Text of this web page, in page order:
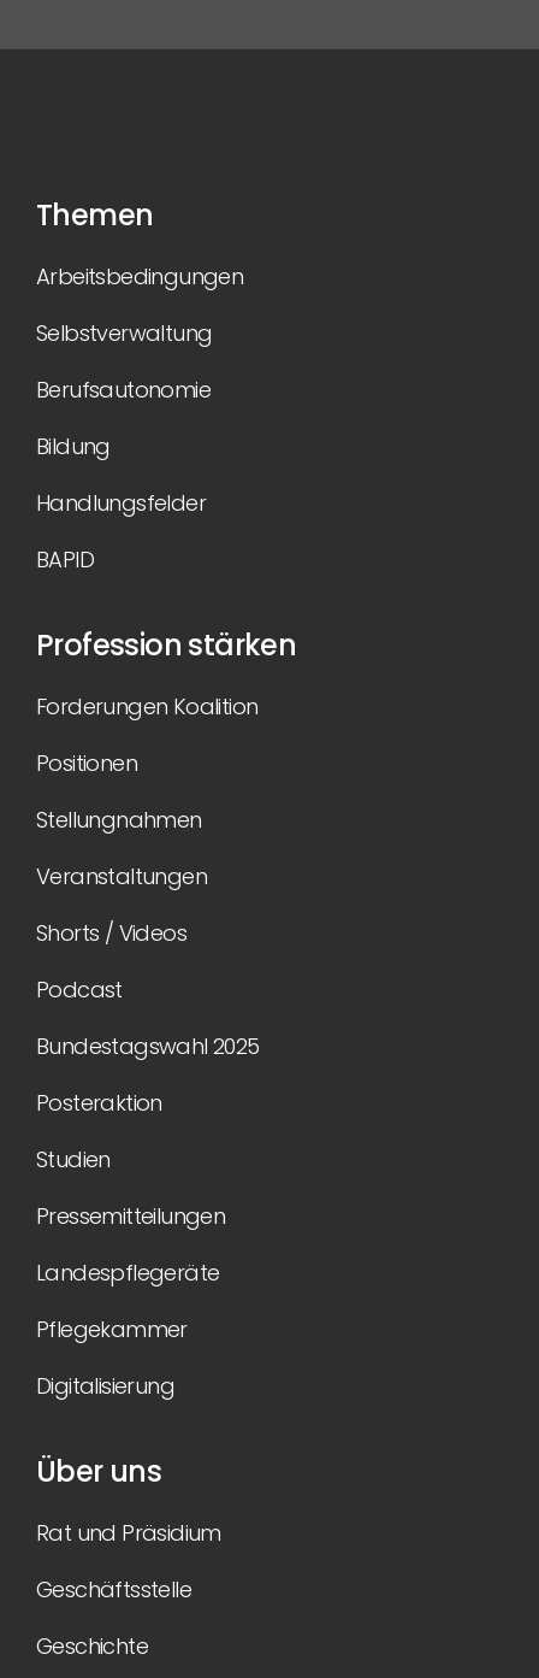
Themen
Arbeitsbedingungen
Selbstverwaltung
Berufsautonomie
Bildung
Handlungsfelder
BAPID
Profession stärken
Forderungen Koalition
Positionen
Stellungnahmen
Veranstaltungen
Shorts / Videos
Podcast
Bundestagswahl 2025
Posteraktion
Studien
Pressemitteilungen
Landespflegeräte
Pflegekammer
Digitalisierung
Über uns
Rat und Präsidium
Geschäftsstelle
Geschichte